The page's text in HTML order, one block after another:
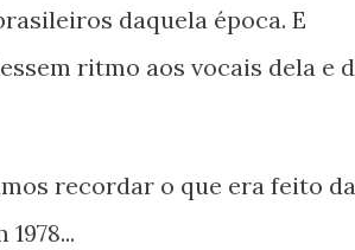
daquela época. E
ritmo aos vocais dela e
recordar o que era feito da